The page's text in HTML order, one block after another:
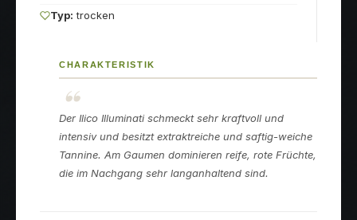
Typ: trocken
CHARAKTERISTIK
Der Ilico Illuminati schmeckt sehr kraftvoll und
intensiv und besitzt extraktreiche und saftig-weiche
Tannine. Am Gaumen dominieren reife, rote Früchte,
die im Nachgang sehr langanhaltend sind.